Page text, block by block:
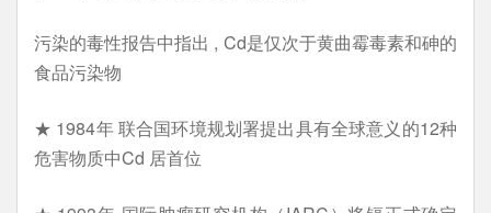
污染的毒性报告中指出 , Cd是仅次于黄曲霉毒素和砷的
食品污染物
★ 1984年 联合国环境规划署提出具有全球意义的12种
危害物质中Cd 居首位